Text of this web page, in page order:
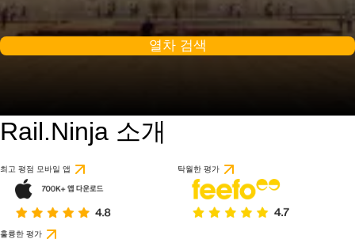
열차 검색
Rail.Ninja 소개
최고 평점 모바일 앱 탁월한 평가
훌륭한 평가